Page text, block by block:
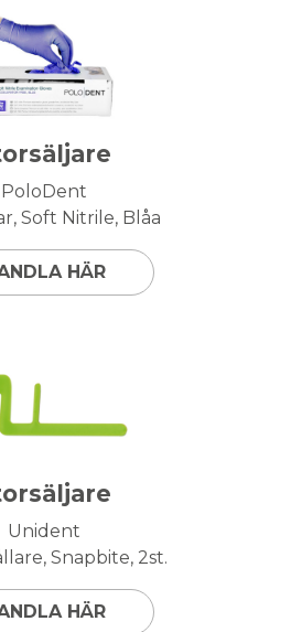
PoloDent
Soft Nitrile, Blåa
HÄR
Unident
Snapbite, 2st.
HÄR